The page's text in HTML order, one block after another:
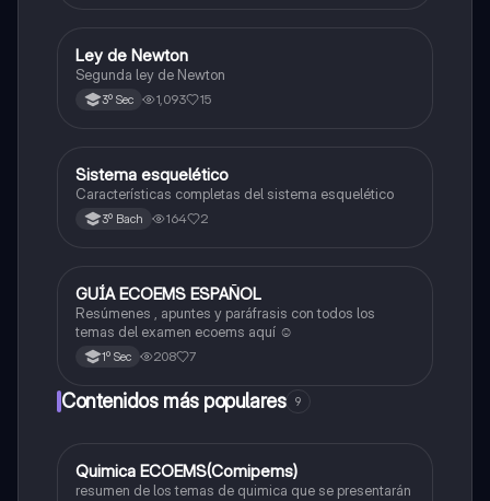
Física
Ley de Newton
Segunda ley de Newton
3º Sec 1,093 15
Biología
Sistema esquelético
Características completas del sistema esquelético
3º Bach 164 2
Otros
GUÍA ECOEMS ESPAÑOL
Resúmenes , apuntes y paráfrasis con todos los
temas del examen ecoems aquí ☺️
1º Sec 208 7
Contenidos más populares 9
Química
Quimica ECOEMS(Comipems)
resumen de los temas de quimica que se presentarán